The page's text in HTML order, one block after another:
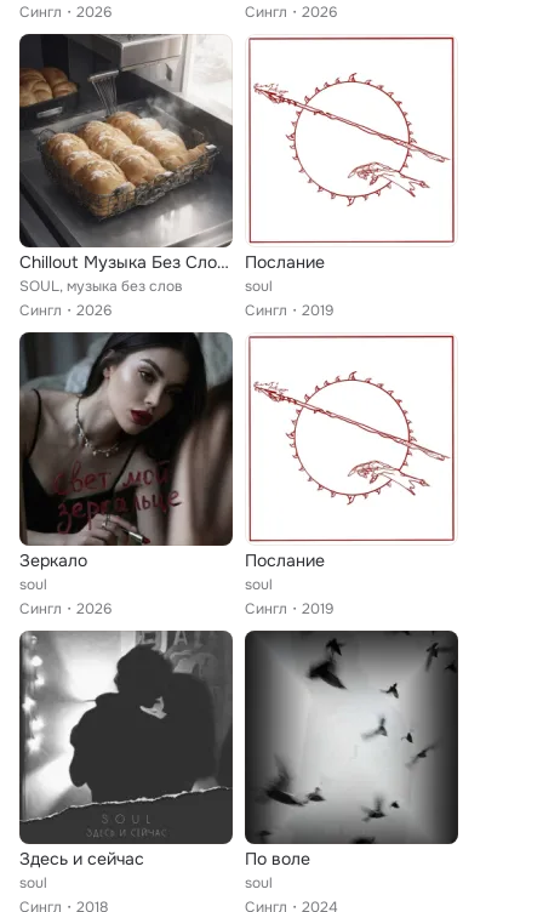
Сингл
2026
Сингл
2026
Chillout Музыка Без Слов Тихо
SOUL, музыка без слов
Сингл
2026
Послание
soul
Сингл
2019
Зеркало
soul
Сингл
2026
Послание
soul
Сингл
2019
Здесь и сейчас
soul
Сингл
2018
По воле
soul
Сингл
2024